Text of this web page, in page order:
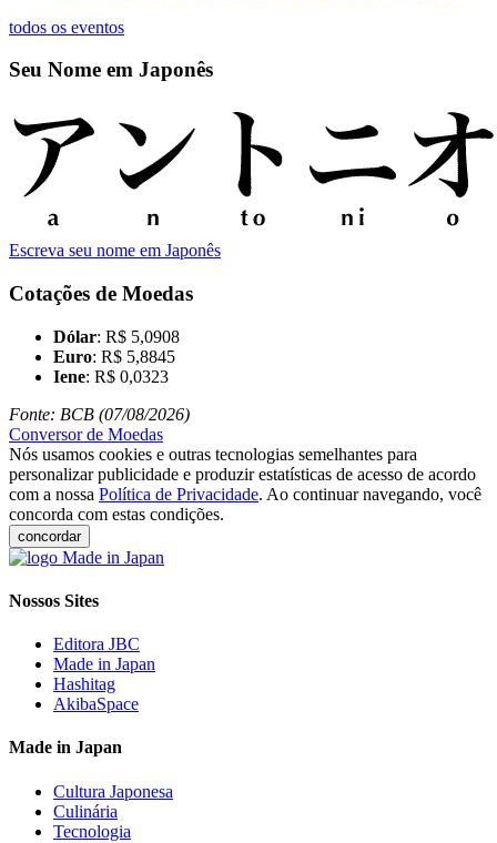
todos os eventos
Seu Nome em Japonês
Escreva seu nome em Japonês
Cotações de Moedas
Dólar: R$ 5,0908
Euro: R$ 5,8845
Iene: R$ 0,0323
Fonte: BCB (07/08/2026)
Conversor de Moedas
Nós usamos cookies e outras tecnologias semelhantes para
personalizar publicidade e produzir estatísticas de acesso de acordo
com a nossa Política de Privacidade. Ao continuar navegando, você
concorda com estas condições.
concordar
Nossos Sites
Editora JBC
Made in Japan
Hashitag
AkibaSpace
Made in Japan
Cultura Japonesa
Culinária
Tecnologia